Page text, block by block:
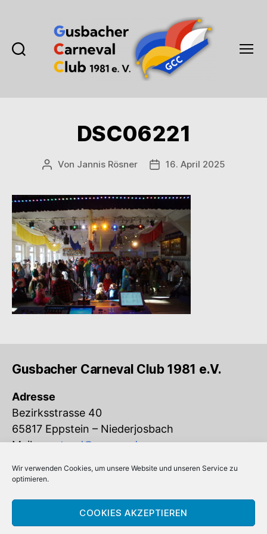
Wir verwenden Cookies, um unsere Website und unseren Service zu
optimieren.
COOKIES AKZEPTIEREN
1981
e.V.
DSC06221
Beitragsautor
Von Jannis Rösner Veröffentlichungsdatum
16. April 2025
Gusbacher Carneval Club 1981 e.V.
Adresse
Bezirksstrasse 40
65817 Eppstein – Niederjosbach
Mail:vorstand@gcc-ev.de
Eingetragen im Vereinsregister beim
Amtsgericht Königstein (VR 832)